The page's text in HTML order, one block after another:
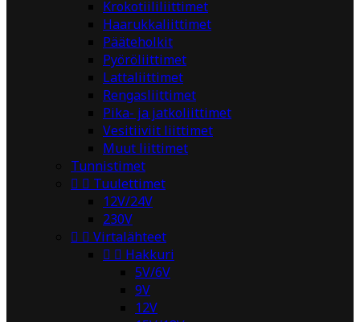
Krokotiililiittimet
Haarukkaliittimet
Pääteholkit
Pyöröliittimet
Lattaliittimet
Rengasliittimet
Pika- ja jatkoliittimet
Vesitiiviit liittimet
Muut liittimet
Tunnistimet
  Tuulettimet
12V/24V
230V
  Virtalähteet
  Hakkuri
5V/6V
9V
12V